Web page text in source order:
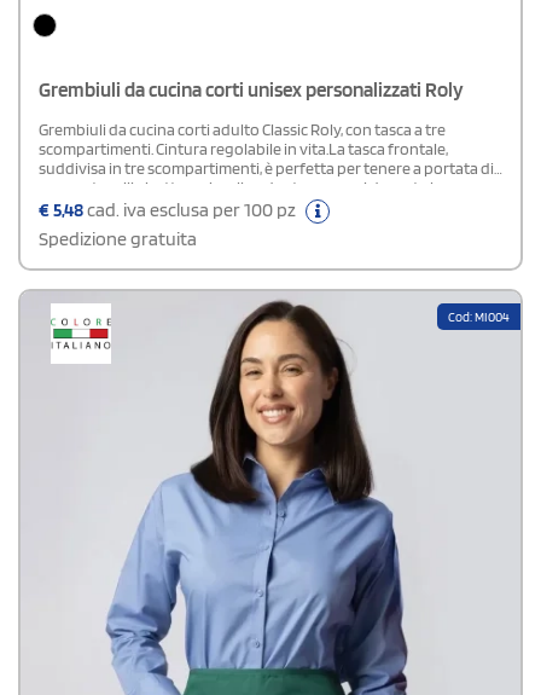
Grembiuli da cucina corti unisex personalizzati Roly
Grembiuli da cucina corti adulto Classic Roly, con tasca a tre
scompartimenti. Cintura regolabile in vita.La tasca frontale,
suddivisa in tre scompartimenti, è perfetta per tenere a portata di
mano utensili, ricette o piccoli gadget necessari durante la
preparazione dei piatti.Dotato di una cintura regolabile, il
grembiule si adatta perfettamente a numerose corporature,
assicurando comfort e libertà di movimento. La sua composizione
in 80% poliestere e 20% cotone, in tessuto serge, garantisce
durabilità e resistenza a macchie e lavaggi frequenti, mantenendo
il colore brillante e la forma inalterata nel tempo. Etichetta
rimovibile.Composizione: 80% poliestere - 20% cotone, serge
€5,48cad. iva esclusa per 100 pz
Spedizione gratuita
Cod: MI004